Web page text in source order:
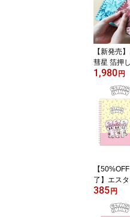
私製はが
人 可愛い
ギフト プ
製 フタバ
【新発売
彗星 箔押
ート
N コラボ
クター ム
スナフキ
挿絵 原作
方眼 かわ
い おしゃ
プレゼン
1,980円
【
了】エス
リングノー
ング キャ
ギ ピンク
385円